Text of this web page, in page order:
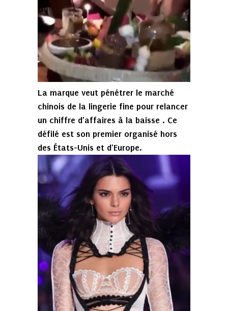
La marque veut pénétrer le marché
chinois de la lingerie fine pour relancer
un chiffre d’affaires à la baisse . Ce
défilé est son premier organisé hors
des États-Unis et d’Europe.